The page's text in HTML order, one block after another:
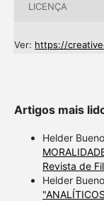
LICENÇA
Ver: https://
Artigos mais
Helder
Revista de
Helder